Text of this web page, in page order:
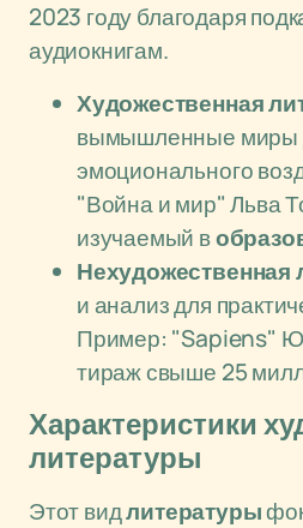
2023 году благодаря
аудиокнигам.
Художественная
вымышленные миры
эмоционального
"Война и мир" Льва
изучаемый в
Нехудожественная
и анализ для
Пример: "Sapiens"
тираж свыше 25
Характеристики
литературы
Этот видлитературы